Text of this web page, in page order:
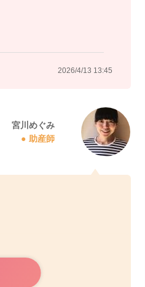
2026/4/13 13:45
宮川めぐみ
助産師